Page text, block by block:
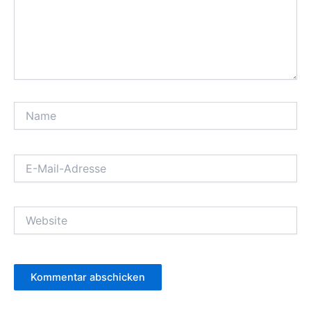
Mail-